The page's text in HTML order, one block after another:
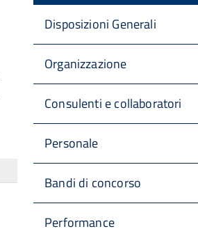
Disposizioni Generali
Organizzazione
Consulenti e collaboratori
Personale
Bandi di concorso
Performance